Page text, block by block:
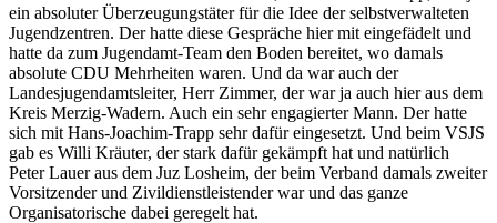
ein absoluter Überzeugungstäter für die Idee der selbstverwalteten
Jugendzentren. Der hatte diese Gespräche hier mit eingefädelt und
hatte da zum Jugendamt-Team den Boden bereitet, wo damals
absolute CDU Mehrheiten waren. Und da war auch der
Landesjugendamtsleiter, Herr Zimmer, der war ja auch hier aus dem
Kreis Merzig-Wadern. Auch ein sehr engagierter Mann. Der hatte
sich mit Hans-Joachim-Trapp sehr dafür eingesetzt. Und beim VSJS
gab es Willi Kräuter, der stark dafür gekämpft hat und natürlich
Peter Lauer aus dem Juz Losheim, der beim Verband damals zweiter
Vorsitzender und Zivildienstleistender war und das ganze
Organisatorische dabei geregelt hat.